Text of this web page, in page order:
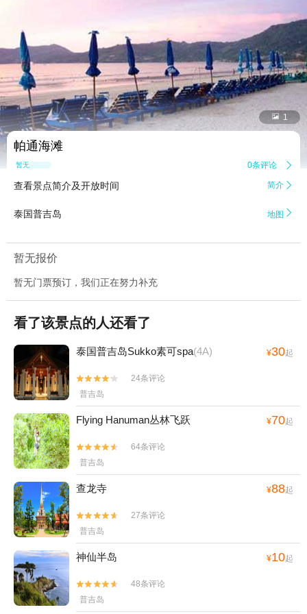
 1
帕通海滩
暂无点评 0条评论 
查看景点简介及开放时间 简介 
泰国普吉岛 地图 
暂无报价
暂无门票预订，我们正在努力补充
看了该景点的人还看了
泰国普吉岛Sukko素可spa(4A) ¥30起


24条评论
普吉岛
Flying Hanuman丛林飞跃 ¥70起


64条评论
普吉岛
查龙寺 ¥88起


27条评论
普吉岛
神仙半岛 ¥10起


48条评论
普吉岛